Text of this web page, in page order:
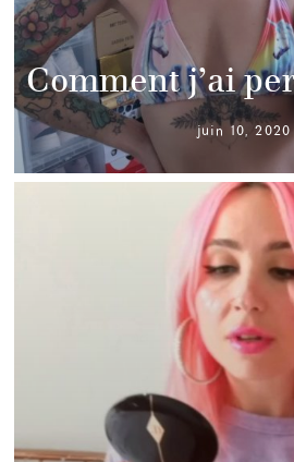
Comment j’ai
juin 10, 2020